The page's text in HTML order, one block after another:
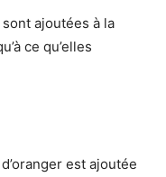
ajoutées à la
ce qu’elles
est ajoutée